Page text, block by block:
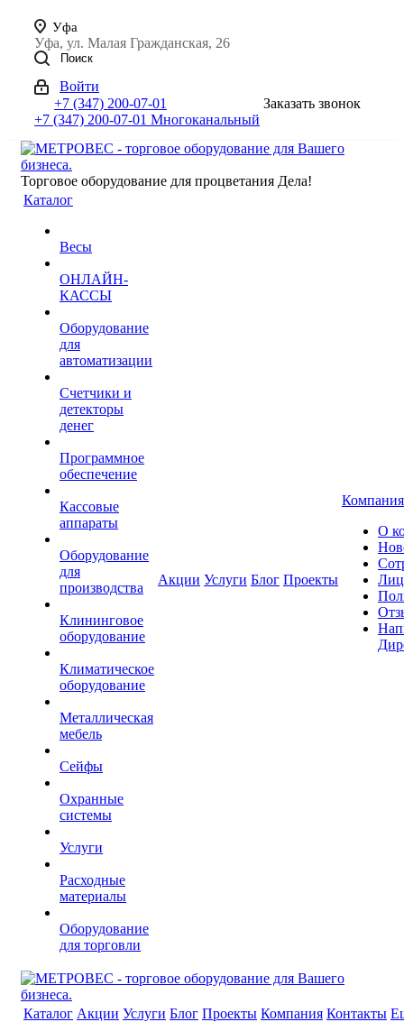
Уфа
Уфа, ул. Малая Гражданская, 26
Поиск
Войти
+7 (347) 200-07-01
+7 (347) 200-07-01 Многоканальный
Заказать звонок
Торговое оборудование для процветания Дела!
Каталог
Весы
ОНЛАЙН-
КАССЫ
Оборудование
для
автоматизации
Счетчики и
детекторы
денег
Программное
обеспечение
Кассовые
аппараты
Оборудование
для
производства
Клининговое
оборудование
Климатическое
оборудование
Металлическая
мебель
Сейфы
Охранные
системы
Услуги
Расходные
материалы
Оборудование
для торговли
Акции Услуги Блог Проекты
Компания
О
Каталог Акции Услуги Блог Проекты Компания Контакты